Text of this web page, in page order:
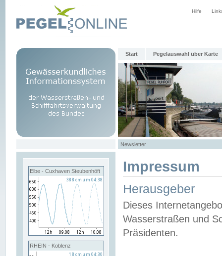
Hilfe
Start Pegelauswahl über Karte
Newsletter
Elbe - Cuxhaven Steubenhöft
RHEIN - Koblenz
Impressum
Herausgeber
Dieses
Wasserstraßen und
Präsidenten.